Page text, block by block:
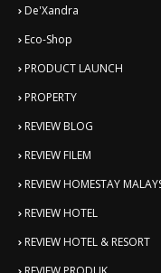
De'Xandra
Eco-Shop
PRODUCT LAUNCH
PROPERTY
REVIEW BLOG
REVIEW FILEM
REVIEW HOMESTAY
REVIEW HOTEL
REVIEW HOTEL & RESORT